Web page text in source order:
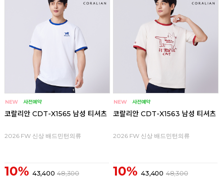
코랄리안 CDT-X1565 남성 티셔츠
2026 FW 신상 배드민턴의류
10% 43,400 48,300
코랄리안 CDT-X1563 남성 티셔츠
2026 FW 신상 배드민턴의류
10% 43,400 48,300